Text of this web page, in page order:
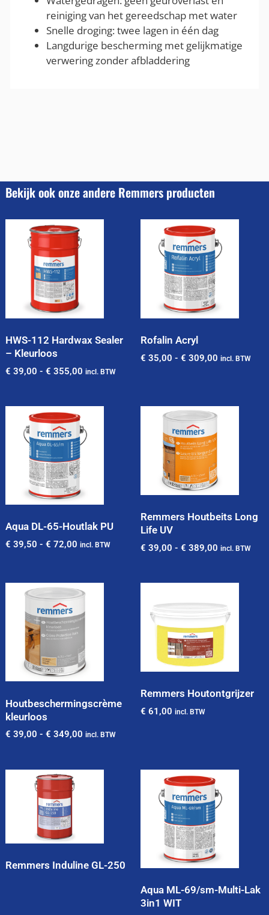
reiniging van het gereedschap met water
Snelle droging: twee lagen in één dag
Langdurige bescherming met gelijkmatige
verwering zonder afbladdering
Bekijk ook onze andere Remmers producten
HWS-112 Hardwax Sealer
– Kleurloos
€ 39,00 - € 355,00 incl. BTW
Rofalin Acryl
€ 35,00 - € 309,00 incl. BTW
Aqua DL-65-Houtlak PU
€ 39,50 - € 72,00 incl. BTW
Remmers Houtbeits Long
Life UV
€ 39,00 - € 389,00 incl. BTW
Houtbeschermingscrème
kleurloos
€ 39,00 - € 349,00 incl. BTW
Remmers Houtontgrijzer
€ 61,00 incl. BTW
Remmers Induline GL-250
Aqua ML-69/sm-Multi-Lak
3in1 WIT